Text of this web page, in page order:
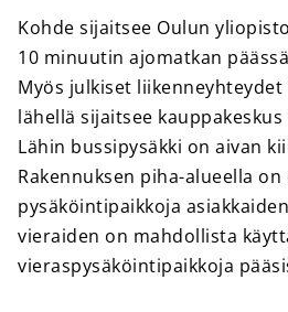
Kohde sijaitsee Oulun
10 minuutin ajomatkan
Myös julkiset
lähellä sijaitsee
Lähin bussipysäkki on aivan
Rakennuksen piha-alueella
pysäköintipaikkoja
vieraiden on mahdollista
vieraspysäköintipaikkoja